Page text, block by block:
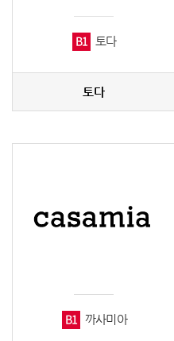
B1 토다
토다
B1 까사미아